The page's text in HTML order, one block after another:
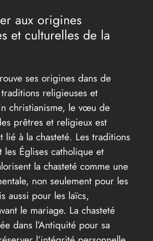
aux origines
et culturelles de la
ses origines dans de
religieuses et
christianisme, le vœu de
prêtres et religieux est
lié à la chasteté. Les traditions
les Églises catholique et
la chasteté comme une
non seulement pour les
aussi pour les laïcs,
le mariage. La chasteté
dans l’Antiquité pour sa